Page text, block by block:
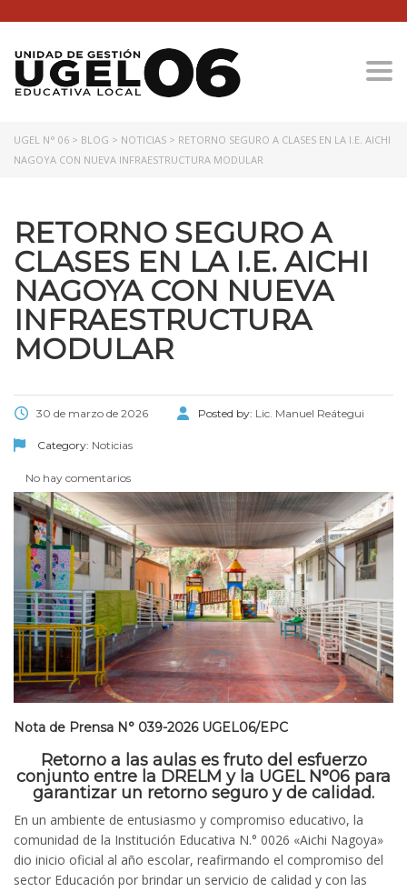
UGEL N° 06 > BLOG > NOTICIAS > RETORNO SEGURO A CLASES EN LA I.E. AICHI
NAGOYA CON NUEVA INFRAESTRUCTURA MODULAR
RETORNO SEGURO A
CLASES EN LA I.E. AICHI
NAGOYA CON NUEVA
INFRAESTRUCTURA
MODULAR
30 de marzo de 2026 Posted by: Lic. Manuel Reátegui
Category: Noticias
No hay comentarios
Nota de Prensa N° 039-2026 UGEL06/EPC
Retorno a las aulas es fruto del esfuerzo
conjunto entre la DRELM y la UGEL N°06 para
garantizar un retorno seguro y de calidad.
En un ambiente de entusiasmo y compromiso educativo, la
comunidad de la Institución Educativa N.° 0026 «Aichi Nagoya»
dio inicio oficial al año escolar, reafirmando el compromiso del
sector Educación por brindar un servicio de calidad y con las